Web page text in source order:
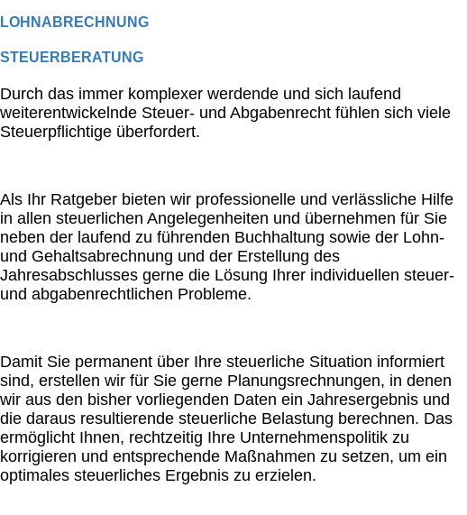
LOHNABRECHNUNG
STEUERBERATUNG
Durch das immer komplexer werdende und sich laufend
weiterentwickelnde Steuer- und Abgabenrecht fühlen sich viele
Steuerpflichtige überfordert.
Als Ihr Ratgeber bieten wir professionelle und verlässliche Hilfe
in allen steuerlichen Angelegenheiten und übernehmen für Sie
neben der laufend zu führenden Buchhaltung sowie der Lohn-
und Gehaltsabrechnung und der Erstellung des
Jahresabschlusses gerne die Lösung Ihrer individuellen steuer-
und abgabenrechtlichen Probleme.
Damit Sie permanent über Ihre steuerliche Situation informiert
sind, erstellen wir für Sie gerne Planungsrechnungen, in denen
wir aus den bisher vorliegenden Daten ein Jahresergebnis und
die daraus resultierende steuerliche Belastung berechnen. Das
ermöglicht Ihnen, rechtzeitig Ihre Unternehmenspolitik zu
korrigieren und entsprechende Maßnahmen zu setzen, um ein
optimales steuerliches Ergebnis zu erzielen.